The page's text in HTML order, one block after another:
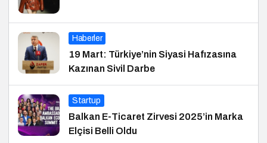
Haberler
19 Mart: Türkiye’nin Siyasi Hafızasına
Kazınan Sivil Darbe
Startup
Balkan E-Ticaret Zirvesi 2025’in Marka
Elçisi Belli Oldu